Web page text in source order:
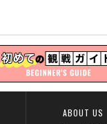
ABOUT US